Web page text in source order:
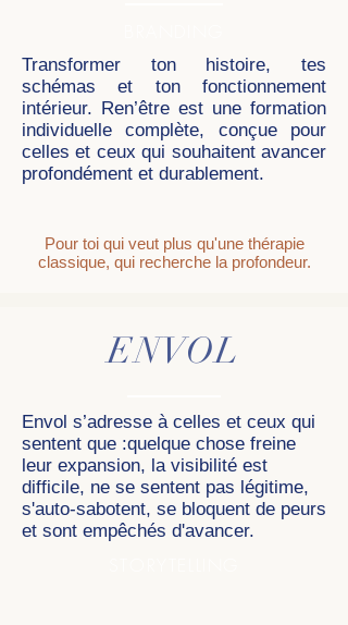
Transformer ton histoire, tes
schémas et ton fonctionnement
intérieur. Ren’être est une formation
individuelle complète, conçue pour
celles et ceux qui souhaitent avancer
profondément et durablement.
Pour toi qui veut plus qu'une thérapie
classique, qui recherche la profondeur.
ENVOL
Envol s’adresse à celles et ceux qui
sentent que :quelque chose freine
leur expansion, la visibilité est
difficile, ne se sentent pas légitime,
s'auto-sabotent, se bloquent de peurs
et sont empêchés d'avancer.